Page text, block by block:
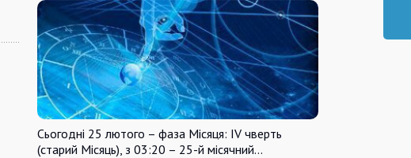
Сьогодні 25 лютого – фаза Місяця: IV чверть
(старий Місяць), з 03:20 – 25-й місячний…